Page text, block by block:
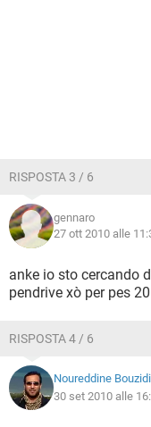
RISPOSTA 3 / 6
gennaro
27 ott 2010 alle
anke io sto cercando
pendrive xò per pes
RISPOSTA 4 / 6
Noureddine Bouzidi
30 set 2010 alle